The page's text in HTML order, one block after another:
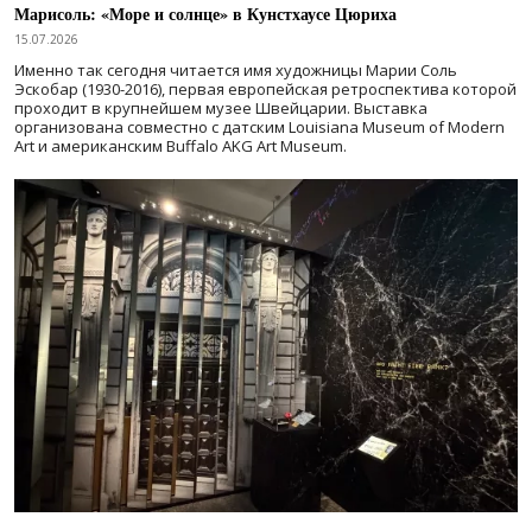
Марисоль: «Море и солнце» в Кунстхаусе Цюриха
15.07.2026
Именно так сегодня читается имя художницы Марии Соль
Эскобар (1930-2016), первая европейская ретроспектива которой
проходит в крупнейшем музее Швейцарии. Выставка
организована совместно с датским Louisiana Museum of Modern
Art и американским Buffalo AKG Art Museum.